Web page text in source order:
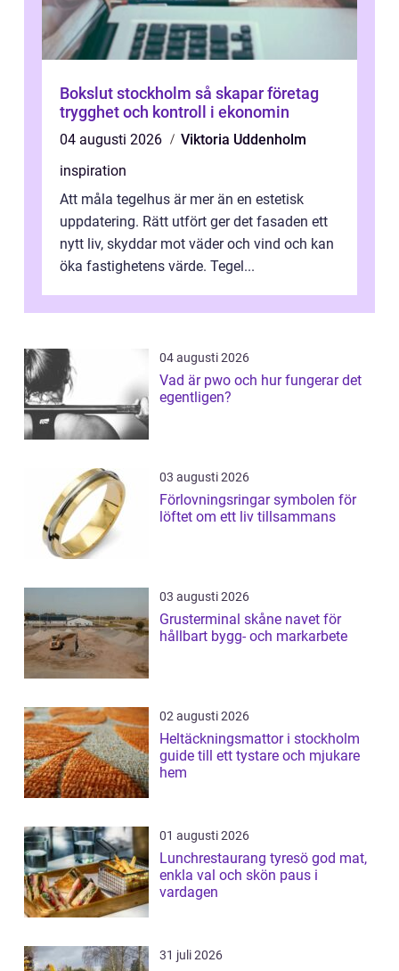
Bokslut stockholm så skapar företag
trygghet och kontroll i ekonomin
04 augusti 2026
Viktoria Uddenholm
inspiration
Att måla tegelhus är mer än en estetisk
uppdatering. Rätt utfört ger det fasaden ett
nytt liv, skyddar mot väder och vind och kan
öka fastighetens värde. Tegel...
04 augusti 2026
Vad är pwo och hur fungerar det
egentligen?
03 augusti 2026
Förlovningsringar symbolen för
löftet om ett liv tillsammans
03 augusti 2026
Grusterminal skåne navet för
hållbart bygg- och markarbete
02 augusti 2026
Heltäckningsmattor i stockholm
guide till ett tystare och mjukare
hem
01 augusti 2026
Lunchrestaurang tyresö god mat,
enkla val och skön paus i
vardagen
31 juli 2026